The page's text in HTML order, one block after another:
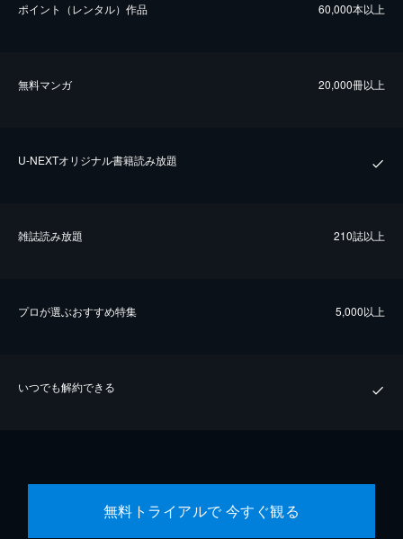
ポイント（レンタル）作品 60,000本以上
無料マンガ 20,000冊以上
U-NEXTオリジナル書籍読み放題
雑誌読み放題 210誌以上
プロが選ぶおすすめ特集 5,000以上
いつでも解約できる
無料トライアルで 今すぐ観る